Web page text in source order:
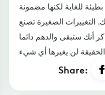
للغاية لكنها مضمونة
التغييرات الصغيرة تصنع
أنك ستبقى والدهم دائما
Share: